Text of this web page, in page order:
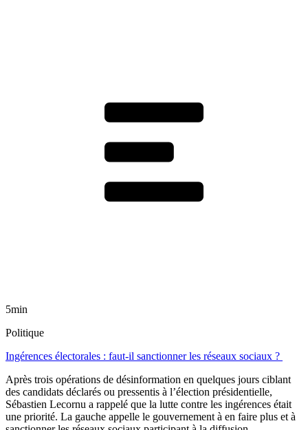
5min
Politique
Ingérences électorales : faut-il sanctionner les réseaux sociaux ?
Après trois opérations de désinformation en quelques jours ciblant
des candidats déclarés ou pressentis à l’élection présidentielle,
Sébastien Lecornu a rappelé que la lutte contre les ingérences était
une priorité. La gauche appelle le gouvernement à en faire plus et à